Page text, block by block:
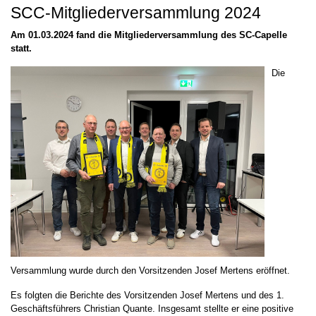
SCC-Mitgliederversammlung 2024
Am 01.03.2024 fand die Mitgliederversammlung des SC-Capelle
statt.
Die
Versammlung wurde durch den Vorsitzenden Josef Mertens eröffnet.
Es folgten die Berichte des Vorsitzenden Josef Mertens und des 1.
Geschäftsführers Christian Quante. Insgesamt stellte er eine positive